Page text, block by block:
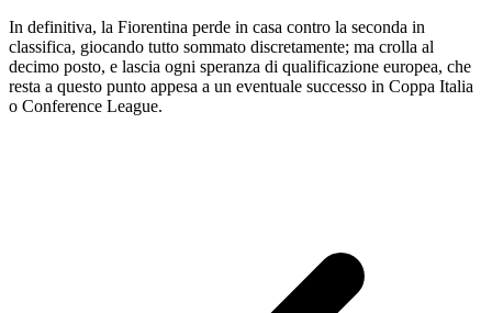
In definitiva, la Fiorentina perde in casa contro la seconda in
classifica, giocando tutto sommato discretamente; ma crolla al
decimo posto, e lascia ogni speranza di qualificazione europea, che
resta a questo punto appesa a un eventuale successo in Coppa Italia
o Conference League.